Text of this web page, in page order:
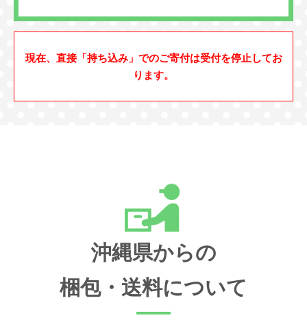
現在、直接「持ち込み」でのご寄付は受付を停止してお
ります。
沖縄県からの
梱包・送料について